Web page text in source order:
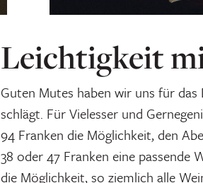
Leichtigkeit
Guten Mutes haben wir uns für
schlägt. Für Vielesser und
94 Franken die Möglichkeit, den
38 oder 47 Franken eine passende
die Möglichkeit, so ziemlich alle